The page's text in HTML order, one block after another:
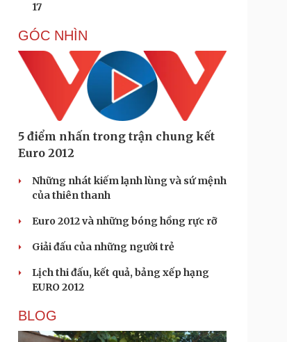
17
GÓC NHÌN
5 điểm nhấn trong trận chung kết
Euro 2012
Những nhát kiếm lạnh lùng và sứ mệnh
của thiên thanh
Euro 2012 và những bóng hồng rực rỡ
Giải đấu của những người trẻ
Lịch thi đấu, kết quả, bảng xếp hạng
EURO 2012
BLOG